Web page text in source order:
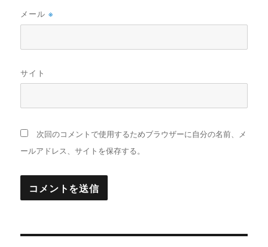
メール※
サイト
次回のコメントで使用するためブラウザーに自分の名前、メ
ールアドレス、サイトを保存する。